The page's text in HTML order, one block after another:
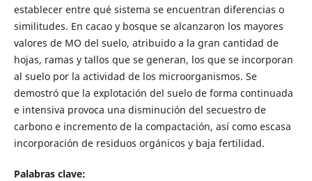
establecer entre qué sistema se encuentran diferencias o
similitudes. En cacao y bosque se alcanzaron los mayores
valores de MO del suelo, atribuido a la gran cantidad de
hojas, ramas y tallos que se generan, los que se incorporan
al suelo por la actividad de los microorganismos. Se
demostró que la explotación del suelo de forma continuada
e intensiva provoca una disminución del secuestro de
carbono e incremento de la compactación, así como escasa
incorporación de residuos orgánicos y baja fertilidad.
Palabras clave: